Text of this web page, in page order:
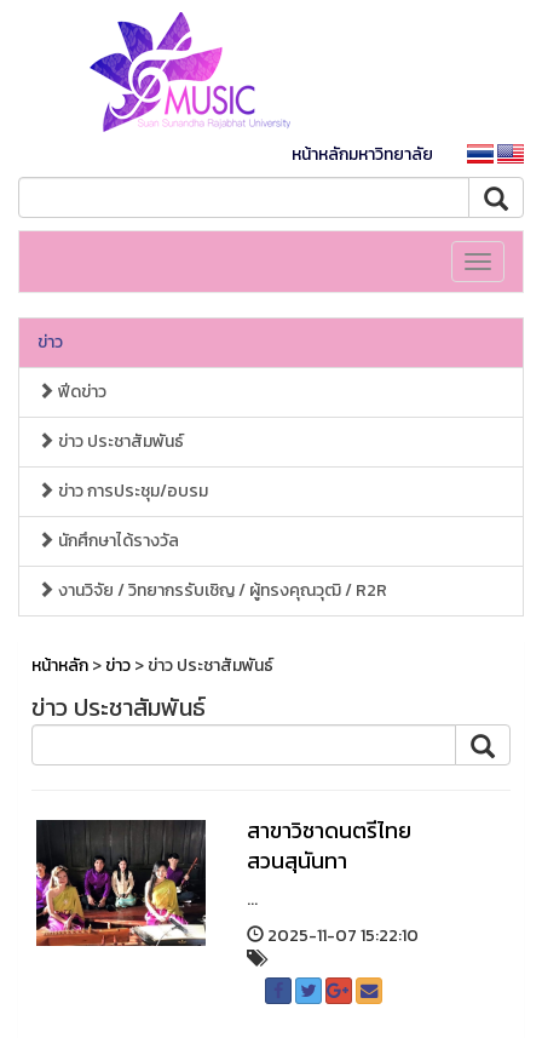
หน้าหลักมหาวิทยาลัย
Toggle
ข่าว
ฟีดข่าว
ข่าว ประชาสัมพันธ์
ข่าว การประชุม/อบรม
นักศึกษาได้รางวัล
งานวิจัย / วิทยากรรับเชิญ / ผู้ทรงคุณวุฒิ / R2R
หน้าหลัก>ข่าว> ข่าว ประชาสัมพันธ์
ข่าว ประชาสัมพันธ์
สาขาวิชาดนตรีไทย
สวนสุนันทา
...
2025-11-07 15:22:10